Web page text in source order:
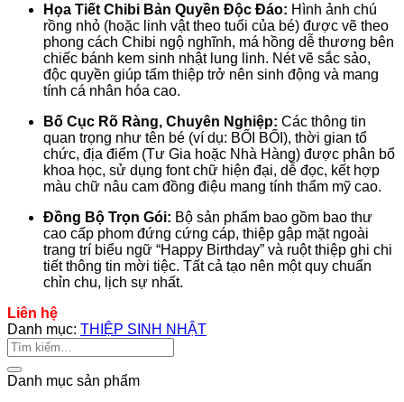
Họa Tiết Chibi Bản Quyền Độc Đáo: Hình ảnh chú
rồng nhỏ (hoặc linh vật theo tuổi của bé) được vẽ theo
phong cách Chibi ngộ nghĩnh, má hồng dễ thương bên
chiếc bánh kem sinh nhật lung linh. Nét vẽ sắc sảo,
độc quyền giúp tấm thiệp trở nên sinh động và mang
tính cá nhân hóa cao.
Bố Cục Rõ Ràng, Chuyên Nghiệp: Các thông tin
quan trọng như tên bé (ví dụ: BỐI BỐI), thời gian tổ
chức, địa điểm (Tư Gia hoặc Nhà Hàng) được phân bổ
khoa học, sử dụng font chữ hiện đại, dễ đọc, kết hợp
màu chữ nâu cam đồng điệu mang tính thẩm mỹ cao.
Đồng Bộ Trọn Gói: Bộ sản phẩm bao gồm bao thư
cao cấp phom đứng cứng cáp, thiệp gập mặt ngoài
trang trí biểu ngữ “Happy Birthday” và ruột thiệp ghi chi
tiết thông tin mời tiệc. Tất cả tạo nên một quy chuẩn
chỉn chu, lịch sự nhất.
Liên hệ
Danh mục: THIỆP SINH NHẬT
Tìm
kiếm:
Danh mục sản phẩm